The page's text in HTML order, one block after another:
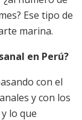
Ese tipo de
marina.
en Perú?
con el
y con los
lo que